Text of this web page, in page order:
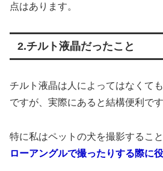
点はあります。
2.チルト液晶だったこと
チルト液晶は人によってはなくて
ですが、実際にあると結構便利です
特に私はペットの犬を撮影すること
ローアングルで撮ったりする際に